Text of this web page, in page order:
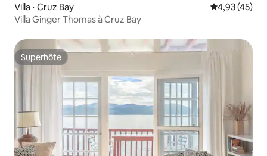
Villa ⋅ Cruz Bay Évaluation
4,93 (45)
Villa Ginger Thomas à Cruz Bay
Superhôte
Superhôte